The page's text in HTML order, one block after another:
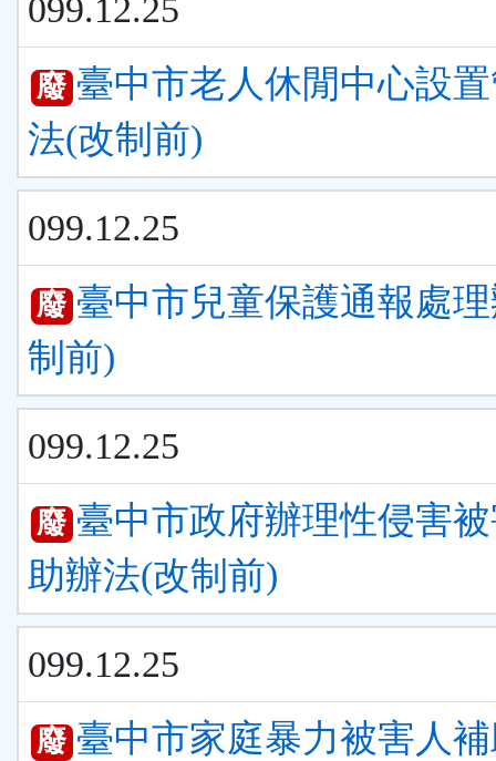
099.12.25
廢 臺中市老人休閒中心設
法(改制前)
099.12.25
廢 臺中市兒童保護通報處
制前)
099.12.25
廢 臺中市政府辦理性侵害
助辦法(改制前)
099.12.25
廢 臺中市家庭暴力被害人